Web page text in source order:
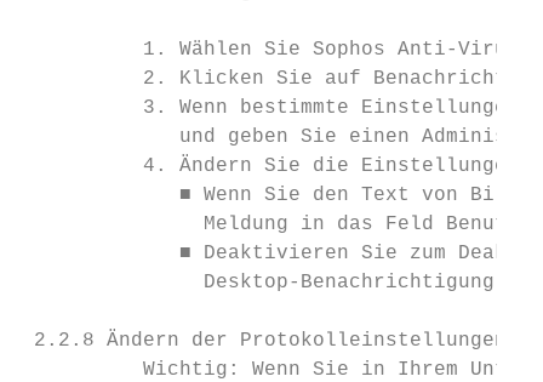
1. Wählen Sie Sophos Anti-Virus
2. Klicken Sie auf
3. Wenn bestimmte Einstellungen
und geben Sie einen
4. Ändern Sie die Einstellungen
■ Wenn Sie den Text von
Meldung in das Feld
■ Deaktivieren Sie zum
Desktop-Benachrichtigung
2.2.8 Ändern der Protokolleinstellungen
Wichtig: Wenn Sie in Ihrem